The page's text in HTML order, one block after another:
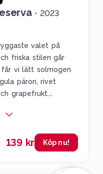
• 2023
valet på
friska stilen går
får vi lätt solmogen
päron, rivet
grapefrukt.
139 kr Köp nu!